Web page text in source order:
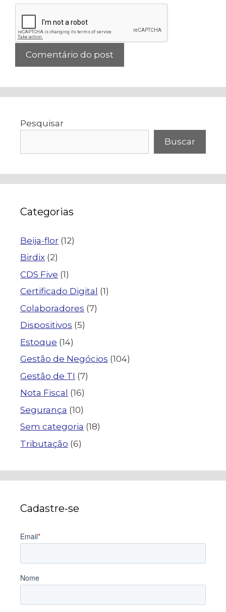
Pesquisar
Buscar
Categorias
Beija-flor (12)
Birdix (2)
CDS Five (1)
Certificado Digital (1)
Colaboradores (7)
Dispositivos (5)
Estoque (14)
Gestão de Negócios (104)
Gestão de TI (7)
Nota Fiscal (16)
Segurança (10)
Sem categoria (18)
Tributação (6)
Cadastre-se